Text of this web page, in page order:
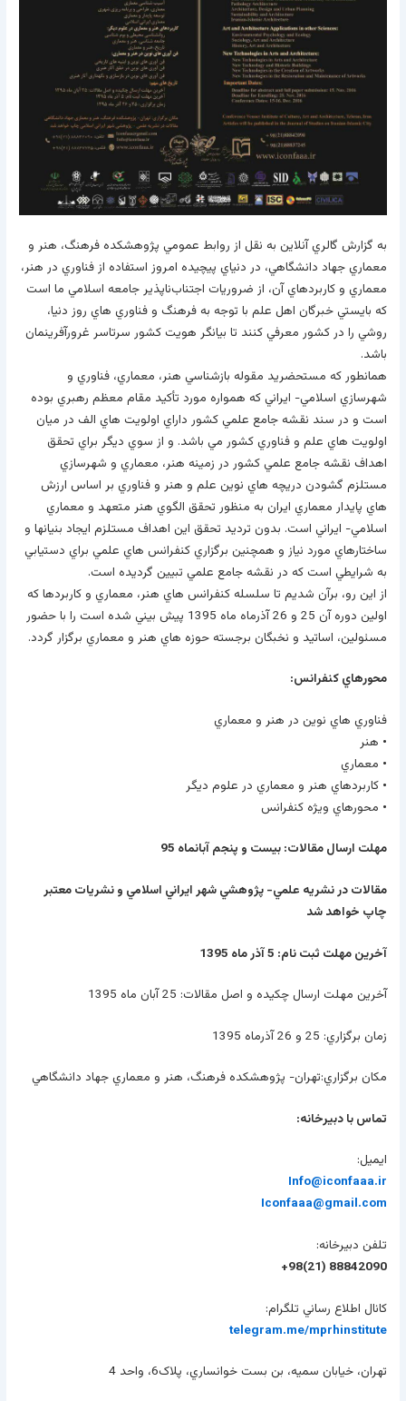
به گزارش گالري آنلاين به نقل از روابط عمومي پژوهشکده فرهنگ، هنر و
معماري جهاد دانشگاهي، در دنياي پيچيده امروز استفاده از فناوري در هنر،
معماري و کاربردهاي آن، از ضروريات اجتناب­‌ناپذير جامعه اسلامي ما است
که بايستي خبرگان اهل علم با توجه به فرهنگ و فناوري هاي روز دنيا،
روشي را در کشور معرفي کنند تا بيانگر هويت کشور سرتاسر غرورآفرينمان
باشد.
همانطور که مستحضريد مقوله بازشناسي هنر، معماري، فناوري و
شهرسازي اسلامي- ايراني که همواره مورد تأکيد مقام معظم رهبري بوده
است و در سند نقشه جامع علمي کشور داراي اولويت هاي الف در ميان
اولويت هاي علم و فناوري کشور مي باشد. و از سوي ديگر براي تحقق
اهداف نقشه جامع علمي کشور در زمينه هنر، معماري و شهرسازي
مستلزم گشودن دريچه هاي نوين علم و هنر و فناوري بر اساس ارزش
هاي پايدار معماري ايران به منظور تحقق الگوي هنر متعهد و معماري
اسلامي- ايراني است. بدون ترديد تحقق اين اهداف مستلزم ايجاد بنيان­ها و
ساختارهاي مورد نياز و همچنين برگزاري کنفرانس­ هاي علمي براي دستيابي
به شرايطي است که در نقشه جامع علمي تبيين گرديده است.
از اين­ رو، برآن شديم تا سلسله کنفرانس­ هاي هنر، معماري و کاربردها که
اولين دوره آن 25 و 26 آذرماه ماه 1395 پيش بيني شده است را با حضور
مسئولين، اساتيد و نخبگان برجسته حوزه­ هاي هنر و معماري برگزار گردد.
محورهاي کنفرانس:
فناوري هاي نوين در هنر و معماري
• هنر
• معماري
• کاربردهاي هنر و معماري در علوم ديگر
• محورهاي ويژه کنفرانس
مهلت ارسال مقالات: بيست و پنجم آبانماه 95
مقالات در نشريه علمي- پژوهشي شهر ايراني اسلامي و نشريات معتبر
چاپ خواهد شد
آخرين مهلت ثبت نام: 5 آذر ماه 1395
آخرين مهلت ارسال چکيده و اصل مقالات: 25 آبان ماه 1395
زمان برگزاري: 25 و 26 آذرماه 1395
مکان برگزاري:تهران- پژوهشکده فرهنگ، هنر و معماري جهاد دانشگاهي
تماس با دبيرخانه:
ايميل:
Info@iconfaaa.ir
Iconfaaa@gmail.com
تلفن دبيرخانه:
88842090 (21)98+
کانال اطلاع رساني تلگرام:
telegram.me/mprhinstitute
تهران، خيابان سميه، بن بست خوانساري، پلاک6، واحد 4